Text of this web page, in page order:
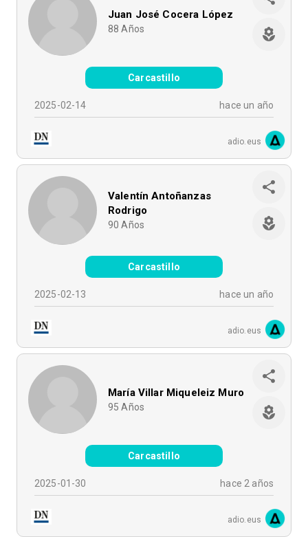
Juan José Cocera López
88 Años
Carcastillo
2025-02-14 hace un año
adio.eus
Valentín Antoñanzas
Rodrigo
90 Años
Carcastillo
2025-02-13 hace un año
adio.eus
María Villar Miqueleiz Muro
95 Años
Carcastillo
2025-01-30 hace 2 años
adio.eus